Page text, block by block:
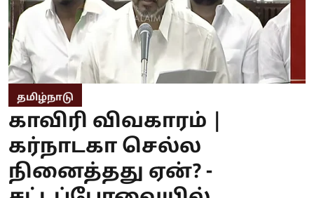
தமிழ்நாடு
காவிரி விவகாரம் |
கர்நாடகா செல்ல
நினைத்தது ஏன்? -